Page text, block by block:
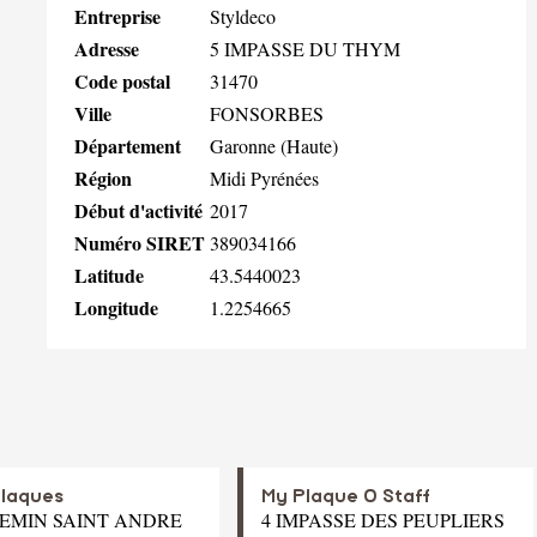
Entreprise Styldeco
Adresse 5 IMPASSE DU THYM
Code postal 31470
Ville FONSORBES
Département Garonne (Haute)
Région Midi Pyrénées
Début d'activité 2017
Numéro SIRET389034166
Latitude 43.5440023
Longitude 1.2254665
SAINT ANDRE
My Plaque O Staff
4 IMPASSE DES PEUPLIERS